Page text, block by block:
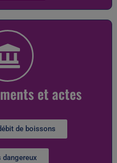
et actes
de boissons
dangereux